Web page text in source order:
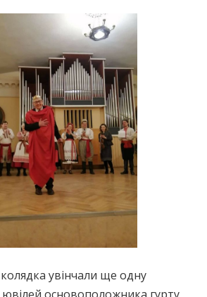
увінчали ще одну